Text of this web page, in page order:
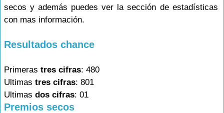
secos y además puedes ver la sección de estadísticas
con mas información.
Resultados chance
Primeras tres cifras: 480
Ultimas tres cifras: 801
Ultimas dos cifras: 01
Premios secos